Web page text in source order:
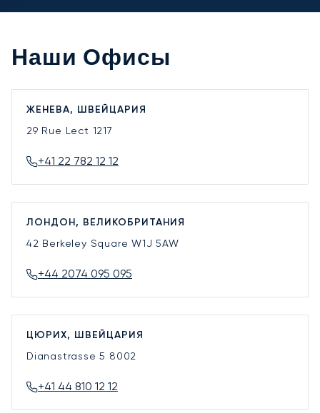
Наши Офисы
ЖЕНЕВА, ШВЕЙЦАРИЯ
29 Rue Lect 1217
+41 22 782 12 12
ЛОНДОН, ВЕЛИКОБРИТАНИЯ
42 Berkeley SquareW1J 5AW
+44 2074 095 095
ЦЮРИХ, ШВЕЙЦАРИЯ
Dianastrasse 5 8002
+41 44 810 12 12